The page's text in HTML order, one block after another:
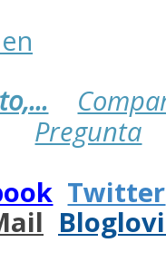
Pregunta
Twitter